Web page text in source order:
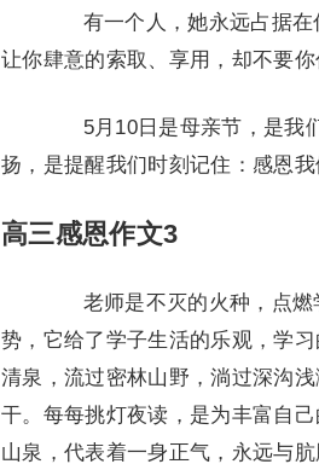
有一个人，她永远占据在
让你肆意的索取、享用，却不要
5月10日是母亲节，是我们
扬，是提醒我们时刻记住：感恩我
高三感恩作文3
老师是不灭的火种，点燃
势，它给了学子生活的乐观，学
清泉，流过密林山野，淌过深沟
干。每每挑灯夜读，是为丰富自
山泉，代表着一身正气，永远与